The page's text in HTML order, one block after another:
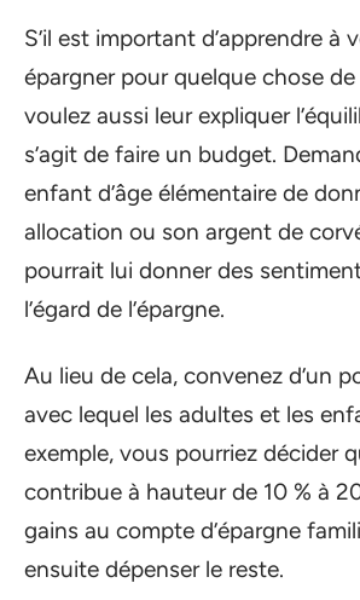
S’il est important d’apprendre à
épargner pour quelque chose
voulez aussi leur expliquer
s’agit de faire un budget.
enfant d’âge élémentaire de
allocation ou son argent de
pourrait lui donner des
l’égard de l’épargne.
Au lieu de cela, convenez d’un
avec lequel les adultes et les
exemple, vous pourriez décider
contribue à hauteur de 10 % à
gains au compte d’épargne
ensuite dépenser le reste.